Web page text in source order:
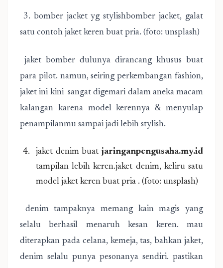
3. bomber jacket yg stylishbomber jacket, galat
satu contoh jaket keren buat pria. (foto: unsplash)
jaket bomber dulunya dirancang khusus buat
para pilot. namun, seiring perkembangan fashion,
jaket ini kini sangat digemari dalam aneka macam
kalangan karena model kerennya & menyulap
penampilanmu sampai jadi lebih stylish.
jaket denim buat jaringanpengusaha.my.id
tampilan lebih keren.jaket denim, keliru satu
model jaket keren buat pria . (foto: unsplash)
denim tampaknya memang kain magis yang
selalu berhasil menaruh kesan keren. mau
diterapkan pada celana, kemeja, tas, bahkan jaket,
denim selalu punya pesonanya sendiri. pastikan